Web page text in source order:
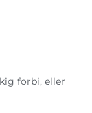
forbi, eller